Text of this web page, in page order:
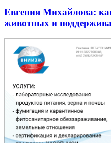
Евгения Михайлова:
животных и